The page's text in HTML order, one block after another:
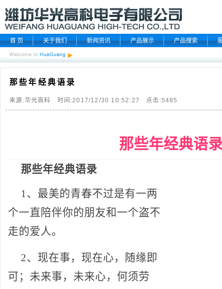
首 页 关于我们 新闻资讯 产品展示 产品搜索
那些年经典语录
来源:华光高科 时间:2017/12/30 10:52:27 点击:5485
那些年经典语
那些年经典语录
1、最美的青春不过是有一两
个一直陪伴你的朋友和一个盗不
走的爱人。
2、现在事，现在心，随缘即
可；未来事，未来心，何须劳